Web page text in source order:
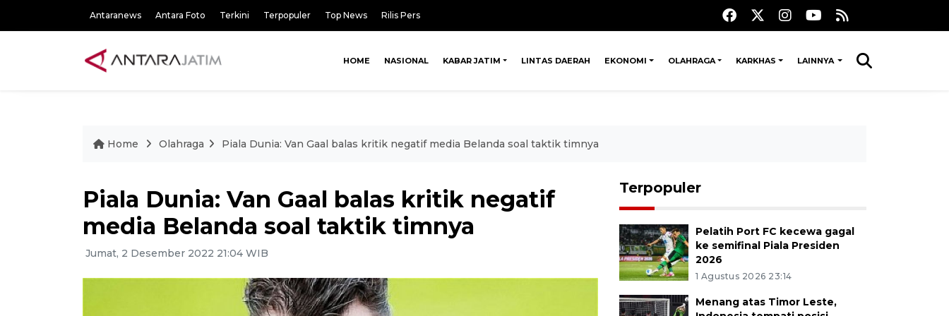
Antaranews Antara Foto Terkini Terpopuler Top News Rilis Pers
HOME NASIONAL KABAR JATIM LINTAS DAERAH EKONOMI OLAHRAGA KARKHAS LAINNYA
Home Olahraga Piala Dunia: Van Gaal balas kritik negatif media Belanda soal taktik timnya
Piala Dunia: Van Gaal balas kritik negatif
media Belanda soal taktik timnya
Jumat, 2 Desember 2022 21:04 WIB
Terpopuler
Pelatih Port FC kecewa gagal
ke semifinal Piala Presiden
2026
1 Agustus 2026 23:14
Menang atas Timor Leste,